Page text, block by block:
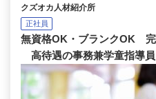
クズオカ人材紹介所
正社員
無資格OK・ブランクOK 完
高待遇の事務兼学童指導員